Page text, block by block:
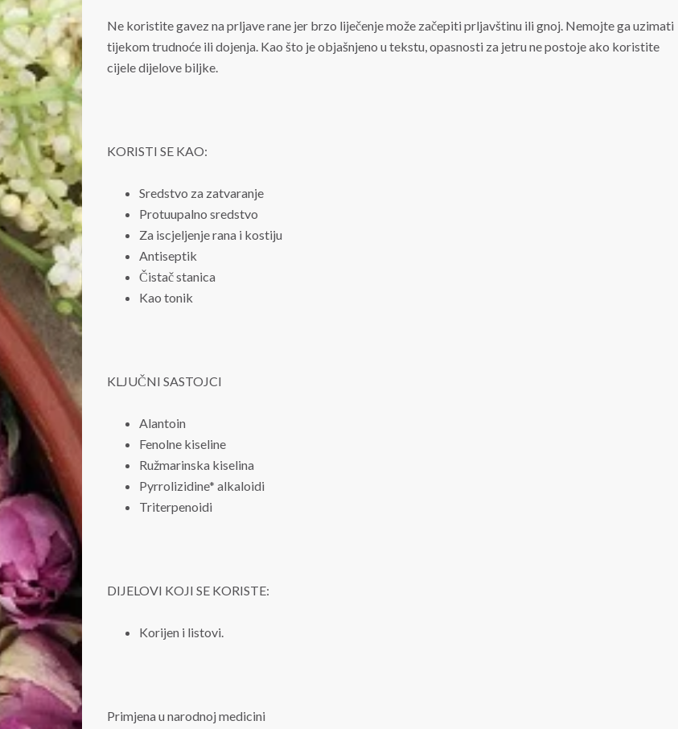
Ne koristite gavez na prljave rane jer brzo liječenje može začepiti prljavštinu ili gnoj. Nemojte ga uzimati
tijekom trudnoće ili dojenja. Kao što je objašnjeno u tekstu, opasnosti za jetru ne postoje ako koristite
cijele dijelove biljke.
KORISTI SE KAO:
Sredstvo za zatvaranje
Protuupalno sredstvo
Za iscjeljenje rana i kostiju
Antiseptik
Čistač stanica
Kao tonik
KLJUČNI SASTOJCI
Alantoin
Fenolne kiseline
Ružmarinska kiselina
Pyrrolizidine* alkaloidi
Triterpenoidi
DIJELOVI KOJI SE KORISTE:
Korijen i listovi.
Primjena u narodnoj medicini